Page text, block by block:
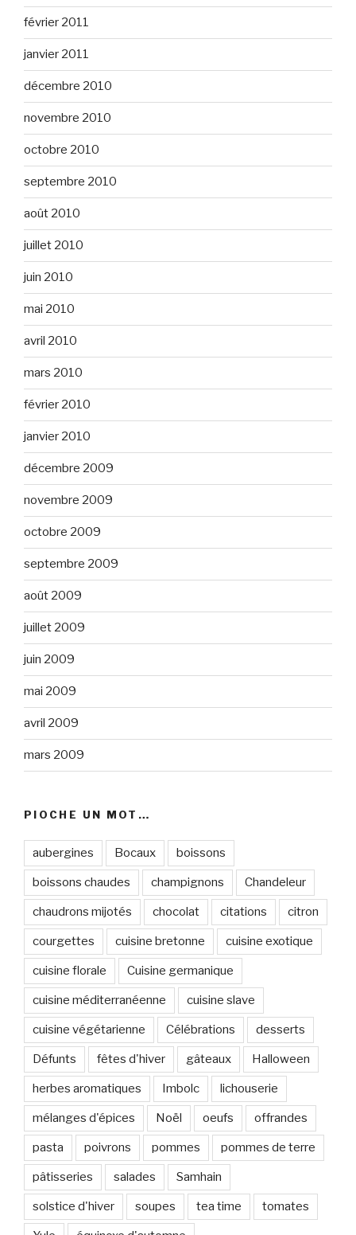
février 2011
janvier 2011
décembre 2010
novembre 2010
octobre 2010
septembre 2010
août 2010
juillet 2010
juin 2010
mai 2010
avril 2010
mars 2010
février 2010
janvier 2010
décembre 2009
novembre 2009
octobre 2009
septembre 2009
août 2009
juillet 2009
juin 2009
mai 2009
avril 2009
mars 2009
PIOCHE UN MOT…
aubergines Bocaux boissons
boissons chaudes champignons Chandeleur
chaudrons mijotés chocolat citations citron
courgettes cuisine bretonne cuisine exotique
cuisine florale Cuisine germanique
cuisine méditerranéenne cuisine slave
cuisine végétarienne Célébrations desserts
Défunts fêtes d'hiver gâteaux Halloween
herbes aromatiques Imbolc lichouserie
mélanges d'épices Noël oeufs offrandes
pasta poivrons pommes pommes de terre
pâtisseries salades Samhain
solstice d'hiver soupes tea time tomates